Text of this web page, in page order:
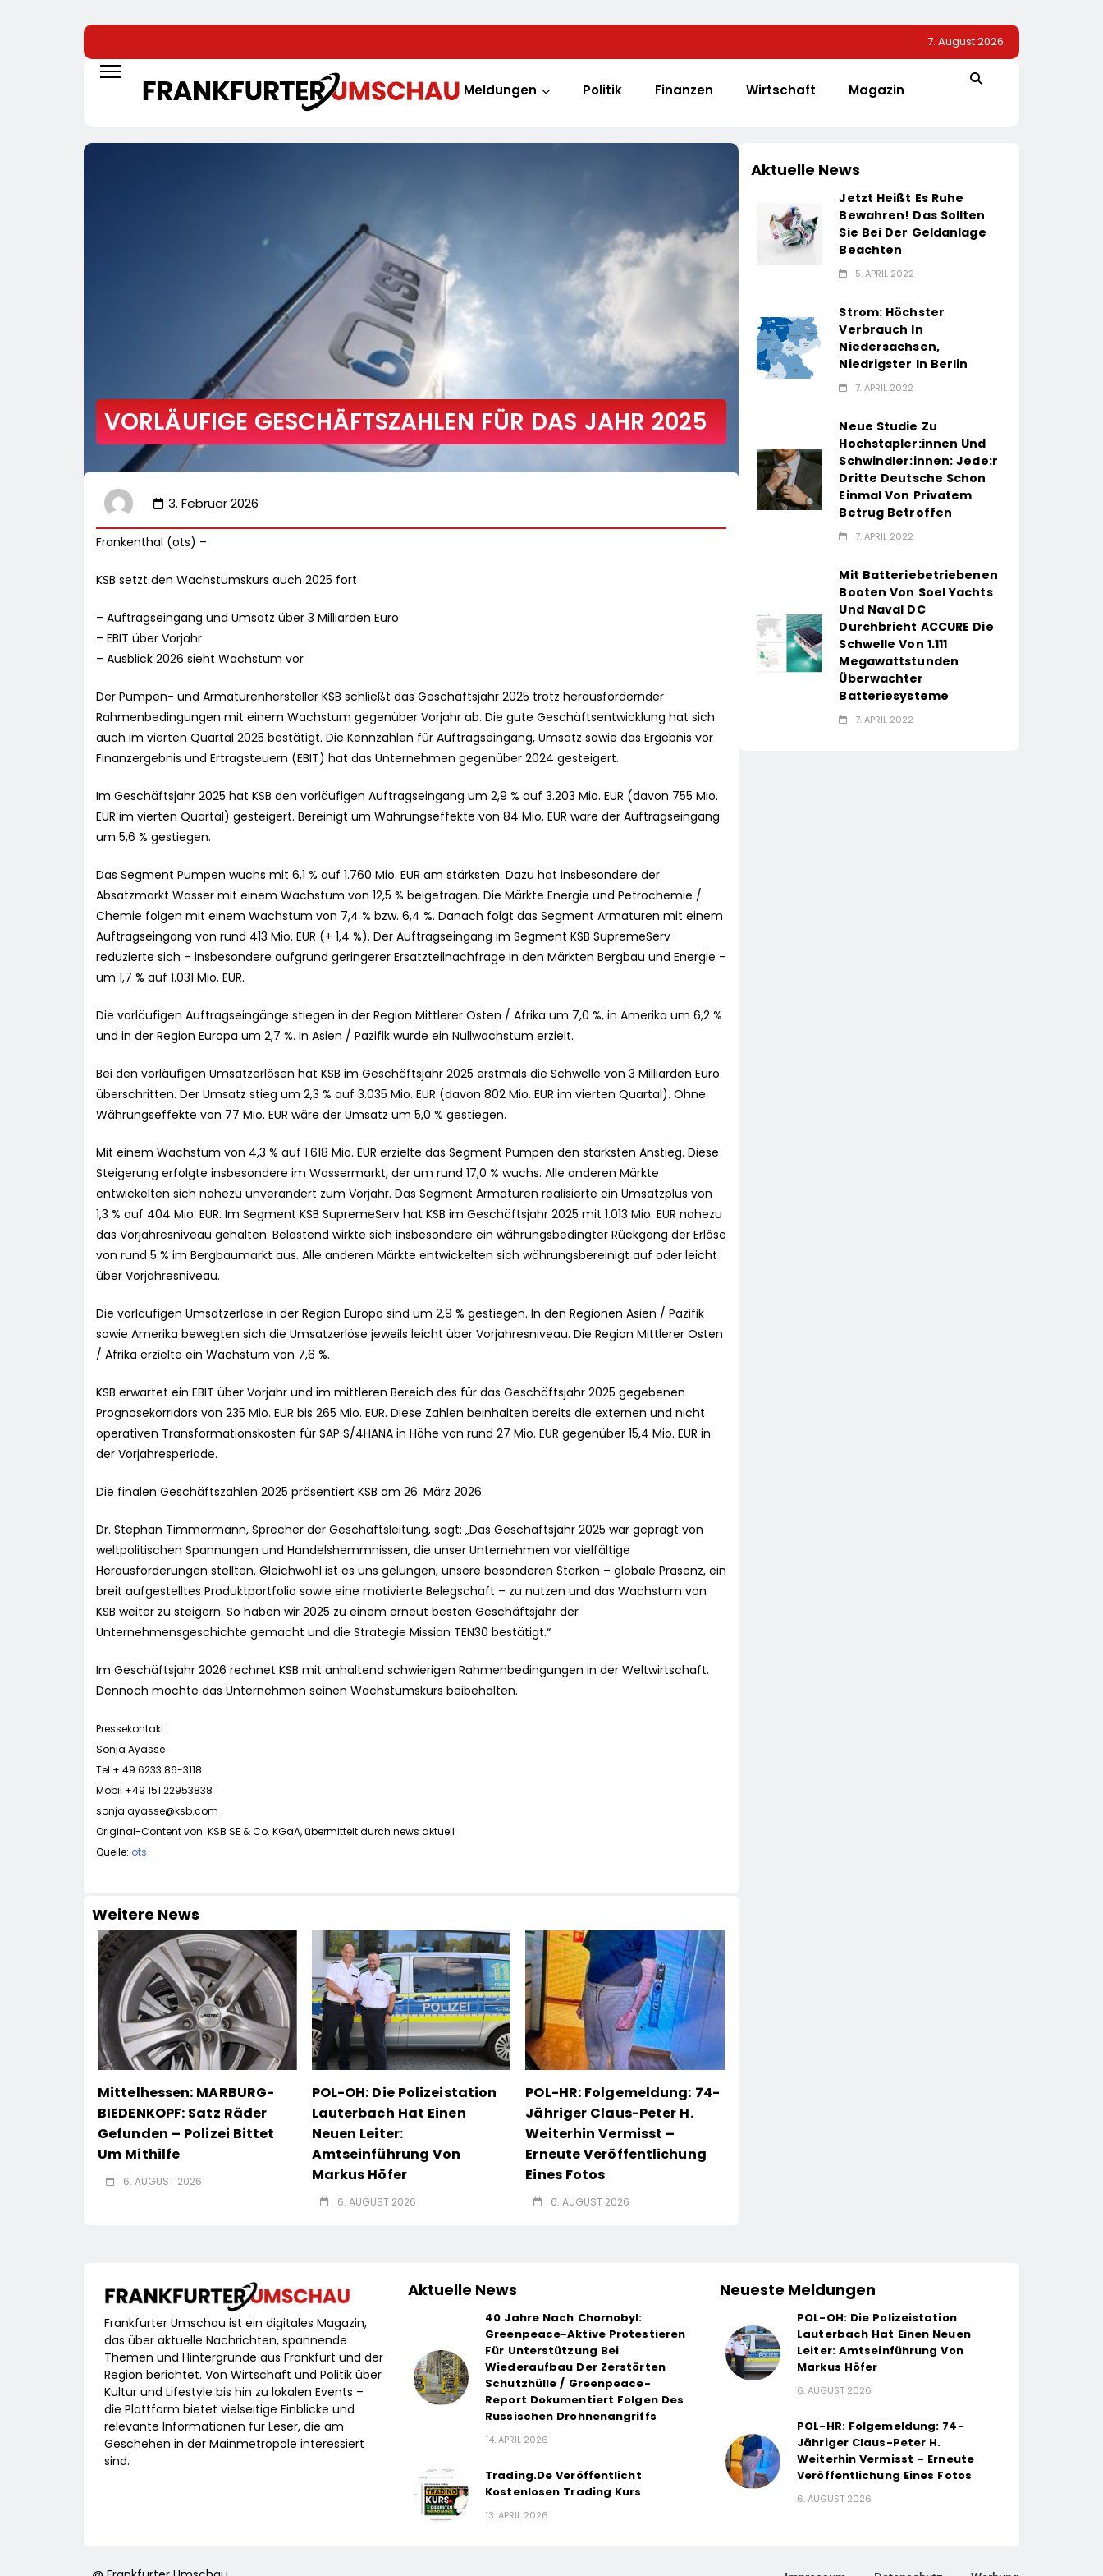
7. August 2026
Meldungen Politik Finanzen Wirtschaft Magazin
VORLÄUFIGE GESCHÄFTSZAHLEN FÜR DAS JAHR 2025
3. Februar 2026
Frankenthal (ots) –
KSB setzt den Wachstumskurs auch 2025 fort
– Auftragseingang und Umsatz über 3 Milliarden Euro
– EBIT über Vorjahr
– Ausblick 2026 sieht Wachstum vor
Der Pumpen- und Armaturenhersteller KSB schließt das Geschäftsjahr 2025 trotz herausfordernder
Rahmenbedingungen mit einem Wachstum gegenüber Vorjahr ab. Die gute Geschäftsentwicklung hat sich
auch im vierten Quartal 2025 bestätigt. Die Kennzahlen für Auftragseingang, Umsatz sowie das Ergebnis vor
Finanzergebnis und Ertragsteuern (EBIT) hat das Unternehmen gegenüber 2024 gesteigert.
Im Geschäftsjahr 2025 hat KSB den vorläufigen Auftragseingang um 2,9 % auf 3.203 Mio. EUR (davon 755 Mio.
EUR im vierten Quartal) gesteigert. Bereinigt um Währungseffekte von 84 Mio. EUR wäre der Auftragseingang
um 5,6 % gestiegen.
Das Segment Pumpen wuchs mit 6,1 % auf 1.760 Mio. EUR am stärksten. Dazu hat insbesondere der
Absatzmarkt Wasser mit einem Wachstum von 12,5 % beigetragen. Die Märkte Energie und Petrochemie /
Chemie folgen mit einem Wachstum von 7,4 % bzw. 6,4 %. Danach folgt das Segment Armaturen mit einem
Auftragseingang von rund 413 Mio. EUR (+ 1,4 %). Der Auftragseingang im Segment KSB SupremeServ
reduzierte sich – insbesondere aufgrund geringerer Ersatzteilnachfrage in den Märkten Bergbau und Energie –
um 1,7 % auf 1.031 Mio. EUR.
Die vorläufigen Auftragseingänge stiegen in der Region Mittlerer Osten / Afrika um 7,0 %, in Amerika um 6,2 %
und in der Region Europa um 2,7 %. In Asien / Pazifik wurde ein Nullwachstum erzielt.
Bei den vorläufigen Umsatzerlösen hat KSB im Geschäftsjahr 2025 erstmals die Schwelle von 3 Milliarden Euro
überschritten. Der Umsatz stieg um 2,3 % auf 3.035 Mio. EUR (davon 802 Mio. EUR im vierten Quartal). Ohne
Währungseffekte von 77 Mio. EUR wäre der Umsatz um 5,0 % gestiegen.
Mit einem Wachstum von 4,3 % auf 1.618 Mio. EUR erzielte das Segment Pumpen den stärksten Anstieg. Diese
Steigerung erfolgte insbesondere im Wassermarkt, der um rund 17,0 % wuchs. Alle anderen Märkte
entwickelten sich nahezu unverändert zum Vorjahr. Das Segment Armaturen realisierte ein Umsatzplus von
1,3 % auf 404 Mio. EUR. Im Segment KSB SupremeServ hat KSB im Geschäftsjahr 2025 mit 1.013 Mio. EUR nahezu
das Vorjahresniveau gehalten. Belastend wirkte sich insbesondere ein währungsbedingter Rückgang der Erlöse
von rund 5 % im Bergbaumarkt aus. Alle anderen Märkte entwickelten sich währungsbereinigt auf oder leicht
über Vorjahresniveau.
Die vorläufigen Umsatzerlöse in der Region Europa sind um 2,9 % gestiegen. In den Regionen Asien / Pazifik
sowie Amerika bewegten sich die Umsatzerlöse jeweils leicht über Vorjahresniveau. Die Region Mittlerer Osten
/ Afrika erzielte ein Wachstum von 7,6 %.
KSB erwartet ein EBIT über Vorjahr und im mittleren Bereich des für das Geschäftsjahr 2025 gegebenen
Prognosekorridors von 235 Mio. EUR bis 265 Mio. EUR. Diese Zahlen beinhalten bereits die externen und nicht
operativen Transformationskosten für SAP S/4HANA in Höhe von rund 27 Mio. EUR gegenüber 15,4 Mio. EUR in
der Vorjahresperiode.
Die finalen Geschäftszahlen 2025 präsentiert KSB am 26. März 2026.
Dr. Stephan Timmermann, Sprecher der Geschäftsleitung, sagt: „Das Geschäftsjahr 2025 war geprägt von
weltpolitischen Spannungen und Handelshemmnissen, die unser Unternehmen vor vielfältige
Herausforderungen stellten. Gleichwohl ist es uns gelungen, unsere besonderen Stärken – globale Präsenz, ein
breit aufgestelltes Produktportfolio sowie eine motivierte Belegschaft – zu nutzen und das Wachstum von
KSB weiter zu steigern. So haben wir 2025 zu einem erneut besten Geschäftsjahr der
Unternehmensgeschichte gemacht und die Strategie Mission TEN30 bestätigt.“
Im Geschäftsjahr 2026 rechnet KSB mit anhaltend schwierigen Rahmenbedingungen in der Weltwirtschaft.
Dennoch möchte das Unternehmen seinen Wachstumskurs beibehalten.
Pressekontakt:
Sonja Ayasse
Tel + 49 6233 86-3118
Mobil +49 151 22953838
sonja.ayasse@ksb.com
Original-Content von: KSB SE & Co. KGaA, übermittelt durch news aktuell
Quelle: ots
Weitere News
Mittelhessen: MARBURG-
BIEDENKOPF: Satz Räder
Gefunden – Polizei Bittet
Um Mithilfe
6. AUGUST 2026
POL-OH: Die Polizeistation
Lauterbach Hat Einen
Neuen Leiter:
Amtseinführung Von
Markus Höfer
6. AUGUST 2026
POL-HR: Folgemeldung: 74-
Jähriger Claus-Peter H.
Weiterhin Vermisst –
Erneute Veröffentlichung
Eines Fotos
6. AUGUST 2026
Aktuelle News
Jetzt Heißt Es Ruhe
Bewahren! Das Sollten
Sie Bei Der Geldanlage
Beachten
5. APRIL 2022
Strom: Höchster
Verbrauch In
Niedersachsen,
Niedrigster In Berlin
7. APRIL 2022
Neue Studie Zu
Hochstapler:innen Und
Schwindler:innen: Jede:r
Dritte Deutsche Schon
Einmal Von Privatem
Betrug Betroffen
7. APRIL 2022
Mit Batteriebetriebenen
Booten Von Soel Yachts
Und Naval DC
Durchbricht ACCURE Die
Schwelle Von 1.111
Megawattstunden
Überwachter
Batteriesysteme
7. APRIL 2022
Frankfurter Umschau ist ein digitales Magazin,
das über aktuelle Nachrichten, spannende
Themen und Hintergründe aus Frankfurt und der
Region berichtet. Von Wirtschaft und Politik über
Kultur und Lifestyle bis hin zu lokalen Events –
die Plattform bietet vielseitige Einblicke und
relevante Informationen für Leser, die am
Geschehen in der Mainmetropole interessiert
sind.
Aktuelle News
40 Jahre Nach Chornobyl:
Greenpeace-Aktive Protestieren
Für Unterstützung Bei
Wiederaufbau Der Zerstörten
Schutzhülle / Greenpeace-
Report Dokumentiert Folgen Des
Russischen Drohnenangriffs
14. APRIL 2026
Trading.de Veröffentlicht
Kostenlosen Trading Kurs
13. APRIL 2026
Neueste Meldungen
POL-OH: Die Polizeistation
Lauterbach Hat Einen Neuen
Leiter: Amtseinführung Von
Markus Höfer
6. AUGUST 2026
POL-HR: Folgemeldung: 74-
Jähriger Claus-Peter H.
Weiterhin Vermisst – Erneute
Veröffentlichung Eines Fotos
6. AUGUST 2026